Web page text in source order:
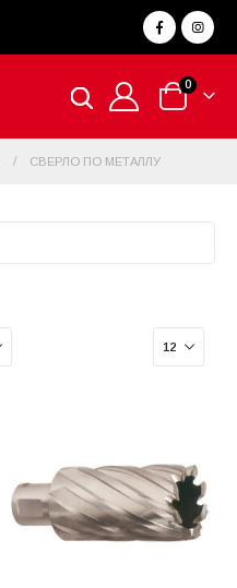
0
СВЕРЛО ПО МЕТАЛЛУ